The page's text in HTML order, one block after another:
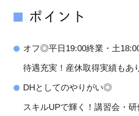
ポイント
オフ◎平日19:00終業・土
待遇充実！産休取得実績もあ
DHとしてのやりがい◎
スキルUPで輝く！講習会・